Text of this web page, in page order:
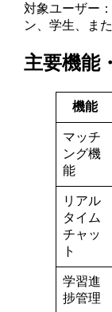
対象ユーザー
ン、学生、ま
主要機能
機能
マッチ
ング機
能
リアル
タイム
チャッ
ト
学習進
捗管理